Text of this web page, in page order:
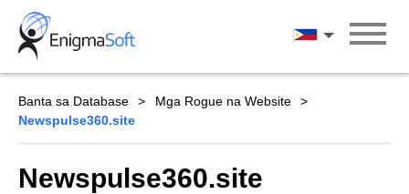
Skip
content
Wikang Filipino
Banta sa Database
Mga Rogue na Website
Newspulse360.site
Newspulse360.site